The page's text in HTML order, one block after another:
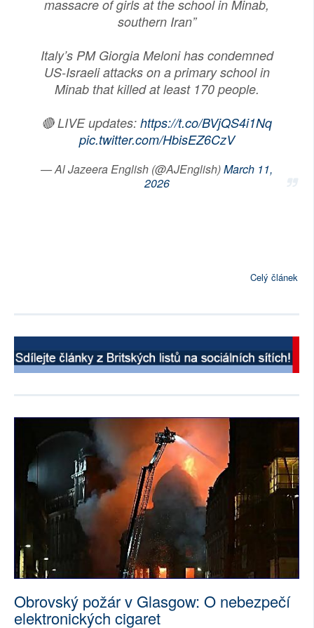
massacre of girls at the school in Minab,
southern Iran”
Italy’s PM Giorgia Meloni has condemned
US-Israeli attacks on a primary school in
Minab that killed at least 170 people.
🔴 LIVE updates: https://t.co/BVjQS4i1Nq
pic.twitter.com/HbisEZ6CzV
— Al Jazeera English (@AJEnglish)March 11,
2026
Celý článek
Obrovský požár v Glasgow: O nebezpečí
elektronických cigaret